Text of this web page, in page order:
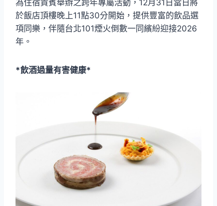
為住宿貴賓舉辦之跨年專屬活動，12月31日當日將
於飯店頂樓晚上11點30分開始，提供豐富的飲品選
項同樂，伴隨台北101煙火倒數一同繽紛迎接2026
年。
*飲酒過量有害健康*